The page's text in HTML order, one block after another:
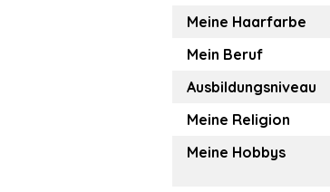
Meine Haarfarbe
Mein Beruf
Ausbildungsniveau
Meine Religion
Meine Hobbys